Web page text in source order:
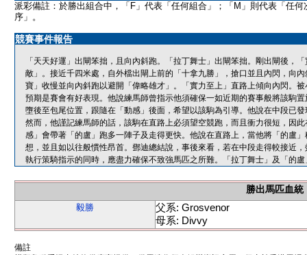
派彩備註：於勝出組合中，「F」代表「任何組合」；「M」則代表「任何
序」。
競賽事件報告
「天天好運」出閘笨拙，且向內斜跑。「拉丁舞士」出閘笨拙。剛出閘後，
敵」。接近千四米處，自外檔出閘上前的「十拿九勝」，搶口並且內閃，向
寶」收慢並向內斜跑以避開「偉略雄才」。「實力至上」直路上傾向內閃。
預期是賽會有好表現。他說練馬師曾指示他須確保一如近期的賽事般將該駒
墮後至包尾位置，跟隨在「動感」後面，希望以該駒為引導。他說在中段已
然而，他謹記練馬師的話，該駒在直路上必須望空競跑，而且衝力很短，因
感」會帶著「的盧」跑多一陣子及走得更快。他說在直路上，當他將「的盧
想，並且如以往般慣性昂首。鄧迪總結說，事後來看，若在中段走得較接近
執行策騎指示的同時，應盡力確保不致強馬匹之所難。「拉丁舞士」及「的
勝出馬匹血統
毅勝
父系: Grosvenor
母系: Divvy
備註